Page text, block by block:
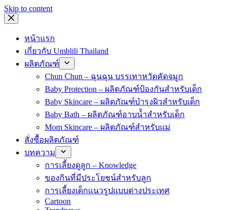
Skip to content
หน้าแรก
เกี่ยวกับ Umblili Thailand
ผลิตภัณฑ์
Chun Chun – ฉุนฉุน บรรเทาหวัดคัดจมูก
Baby Protection – ผลิตภัณฑ์ป้องกันสำหรับเด็ก
Baby Skincare – ผลิตภัณฑ์บำรุงผิวสำหรับเด็ก
Baby Bath – ผลิตภัณฑ์อาบน้ำสำหรับเด็ก
Mom Skincare – ผลิตภัณฑ์สำหรับแม่
สั่งซื้อผลิตภัณฑ์
บทความ
การเลี้ยงดูลูก – Knowledge
ของกินที่มีประโยชน์สำหรับลูก
การเลี้ยงเด็กแนวรูปแบบต่างประเทศ
Cartoon